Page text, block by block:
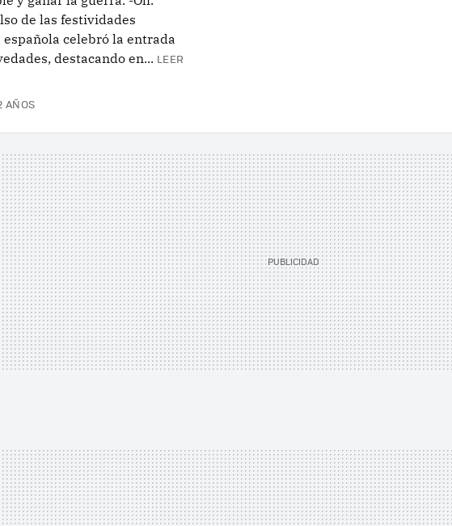
de las festividades
celebró la entrada
destacando en... LEER
AÑOS